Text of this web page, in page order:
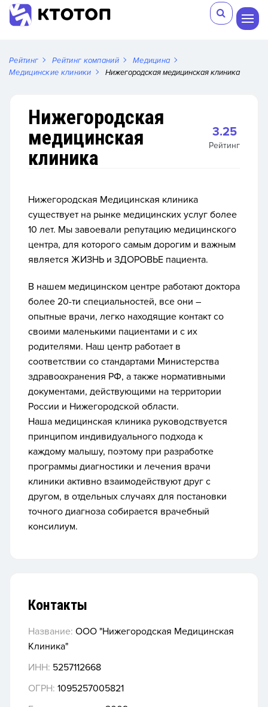
Рейтинг Рейтинг компаний
Медицина
Медицинские клиники
Нижегородская медицинская клиника
Нижегородская
медицинская
клиника
3.25
Рейтинг
Нижегородская Медицинская клиника
существует на рынке медицинских услуг более
10 лет. Мы завоевали репутацию медицинского
центра, для которого самым дорогим и важным
является ЖИЗНЬ и ЗДОРОВЬЕ пациента.
В нашем медицинском центре работают доктора
более 20-ти специальностей, все они –
опытные врачи, легко находящие контакт со
своими маленькими пациентами и с их
родителями. Наш центр работает в
соответствии со стандартами Министерства
здравоохранения РФ, а также нормативными
документами, действующими на территории
России и Нижегородской области.
Наша медицинская клиника руководствуется
принципом индивидуального подхода к
каждому малышу, поэтому при разработке
программы диагностики и лечения врачи
клиники активно взаимодействуют друг с
другом, в отдельных случаях для постановки
точного диагноза собирается врачебный
консилиум.
Контакты
Название: ООО "Нижегородская Медицинская
Клиника"
ИНН: 5257112668
ОГРН: 1095257005821